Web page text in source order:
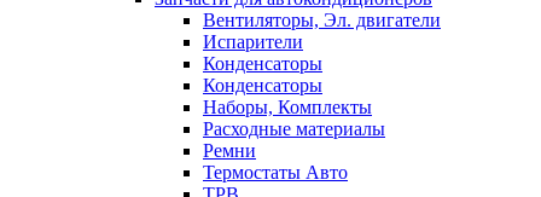
Вентиляторы, Эл. двигатели
Испарители
Конденсаторы
Конденсаторы
Наборы, Комплекты
Расходные материалы
Ремни
Термостаты Авто